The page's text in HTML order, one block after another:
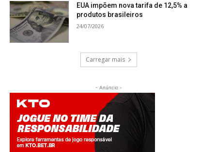
EUA impõem nova tarifa de 12,5% a
produtos brasileiros
24/07/2026
Carregar mais
- Anúncio -